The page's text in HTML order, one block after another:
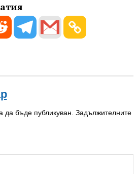
бъде публикуван. Задължителните